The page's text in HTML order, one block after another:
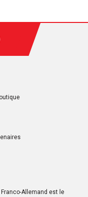
Franco-Allemand est le